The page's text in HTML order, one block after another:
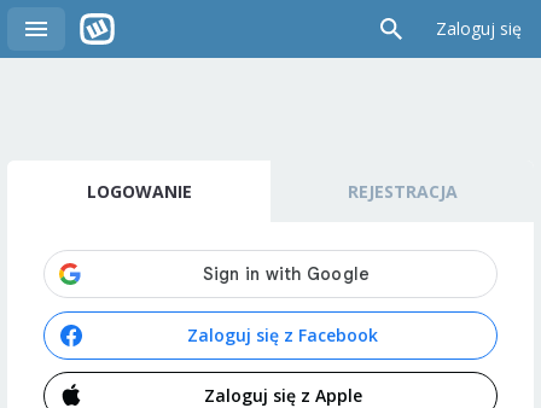
Zaloguj się
LOGOWANIE REJESTRACJA
Zaloguj się z Facebook
Zaloguj się z Apple